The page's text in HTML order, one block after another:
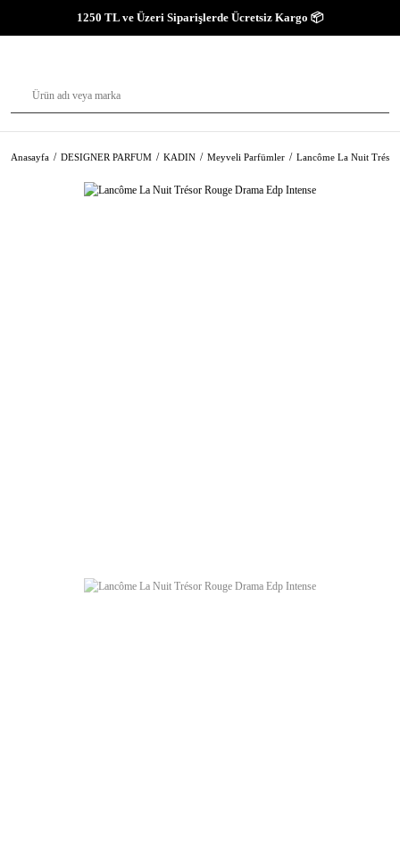
1250 TL ve Üzeri Siparişlerde Ücretsiz Kargo 📦
Anasayfa DESIGNER PARFUM KADIN Meyveli Parfümler Lancôme La Nuit